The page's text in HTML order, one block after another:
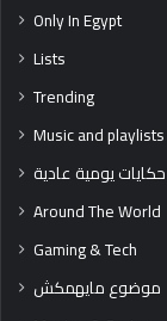
Only In Egypt
Lists
Trending
Music and playlists
حكايات يومية عادية
Around The World
Gaming & Tech
موضوع مايهمكش